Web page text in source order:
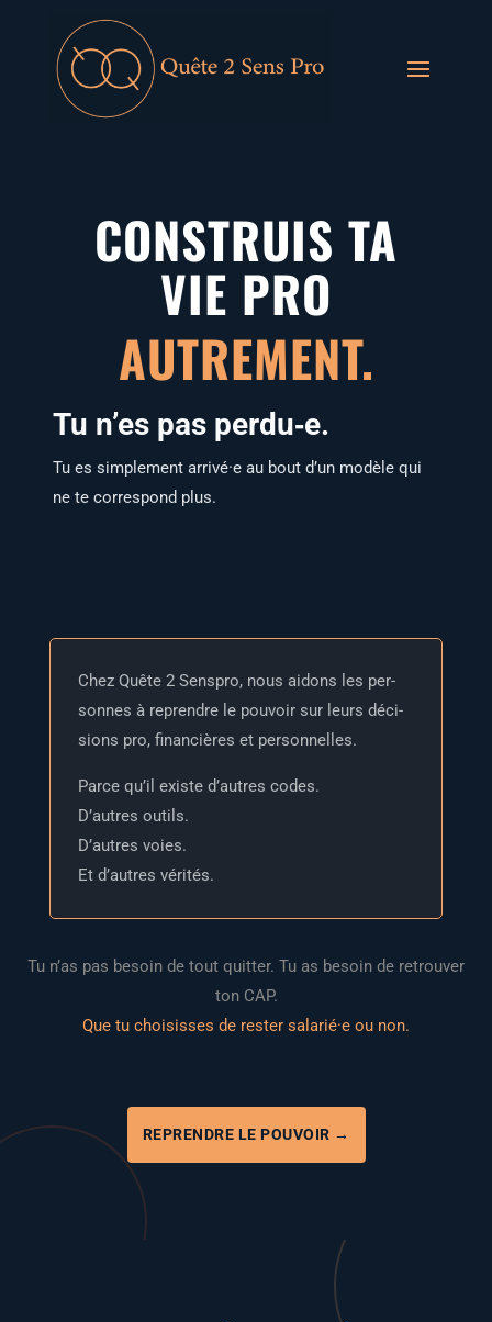
CONSTRUIS TA
VIE PRO
AUTREMENT.
Tu n’es pas perdu‑e.
Tu es sim­ple­ment arrivé·e au bout d’un modèle qui
ne te cor­res­pond plus.
Chez Quête 2 Sens­pro, nous aidons les per­
sonnes à reprendre le pou­voir sur leurs déci­
sions pro, finan­cières et personnelles.
Parce qu’il existe d’autres codes.
D’autres outils.
D’autres voies.
Et d’autres vérités.
Tu n’as pas besoin de tout quit­ter. Tu as besoin de retrou­ver
ton CAP.
Que tu choi­sisses de res­ter salarié·e ou non.
REPRENDRE LE POUVOIR →